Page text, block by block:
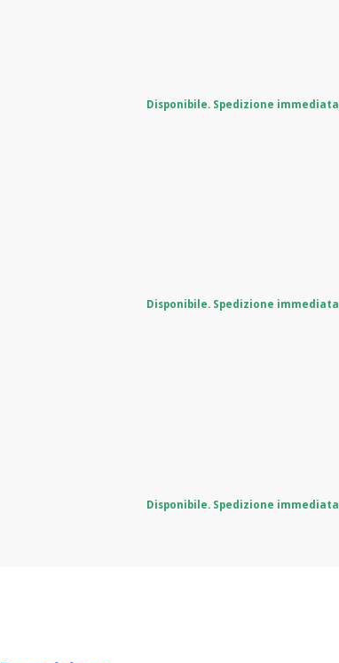
Disponibile. Spedizione immediata
Disponibile. Spedizione immediata
Disponibile. Spedizione immediata